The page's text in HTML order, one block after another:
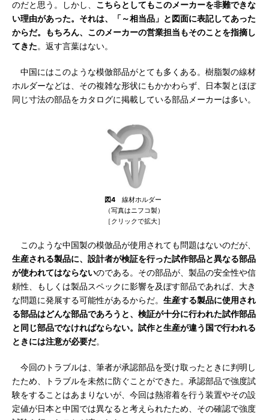
のだと思う。しかし、 こちらとしてもこのメーカーを非難できな
い理由があった。それは、「～相当品」と図面に表記してあった
からだ。もちろん、このメーカーの営業担当もそのことを指摘し
てきた。返す言葉はない。
中国にはこのような模倣部品がとても多くある。樹脂製の線材
ホルダーなどは、その複雑な形状にもかかわらず、日本製とほぼ
同じ寸法の部品をカタログに掲載している部品メーカーは多い。
図4 線材ホルダー
（写真はニフコ製）
［クリックで拡大］
このような中国製の模倣品が使用されても問題はないのだが、
生産される製品に、設計者が検証を行った試作部品と異なる部品
が使われてはならないのである。その部品が、製品の安全性や信
頼性、もしくは製品スペックに影響を及ぼす部品であれば、大き
な問題に発展する可能性があるからだ。 生産する製品に使用され
る部品はどんな部品であろうと、検証が十分に行われた試作部品
と同じ部品でなければならない。試作と生産が違う国で行われる
ときには注意が必要だ。
今回のトラブルは、筆者が承認部品を受け取ったときに判明し
たため、トラブルを未然に防ぐことができた。承認部品で強度試
験をすることはあまりないが、今回は熱溶着を行う装置やその設
定値が日本と中国では異なると考えられたため、その確認で強度